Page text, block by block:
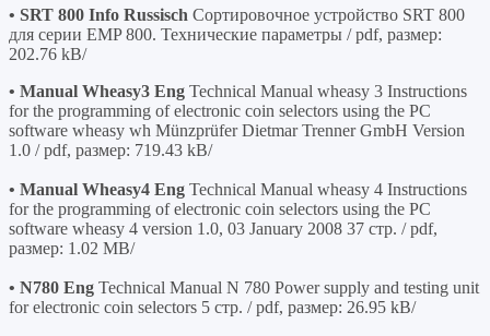
• SRT 800 Info Russisch Сортировочное устройство SRT 800
для серии EMP 800. Технические параметры / pdf, размер:
202.76 kB/
• Manual Wheasy3 Eng Technical Manual wheasy 3 Instructions
for the programming of electronic coin selectors using the PC
software wheasy wh Münzprüfer Dietmar Trenner GmbH Version
1.0 / pdf, размер: 719.43 kB/
• Manual Wheasy4 Eng Technical Manual wheasy 4 Instructions
for the programming of electronic coin selectors using the PC
software wheasy 4 version 1.0, 03 January 2008 37 стр. / pdf,
размер: 1.02 MB/
• N780 Eng Technical Manual N 780 Power supply and testing unit
for electronic coin selectors 5 стр. / pdf, размер: 26.95 kB/